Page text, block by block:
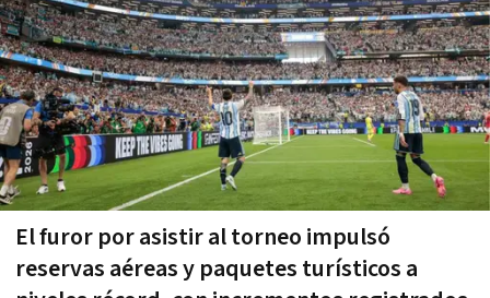
El furor por asistir al torneo impulsó
reservas aéreas y paquetes turísticos a